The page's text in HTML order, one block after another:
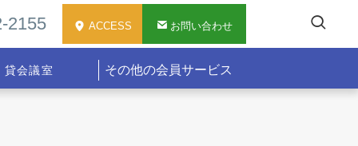
2155 ACCESS お問い合わせ
貸会議室 その他の会員サービス